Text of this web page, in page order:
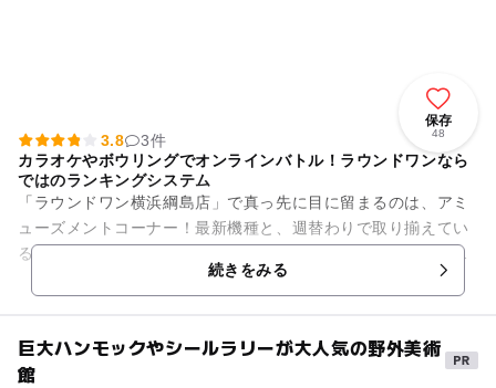
保存
48
3.8
3件
カラオケやボウリングでオンラインバトル！ラウンドワンなら
ではのランキングシステム
「ラウンドワン横浜綱島店」で真っ先に目に留まるのは、アミ
ューズメントコーナー！最新機種と、週替わりで取り揃えてい
る注目の景品を、多数用意しています。カラオケはオンライン
バトルができる“キラキラ☆...続きをみる
巨大ハンモックやシールラリーが大人気の野外美術
館